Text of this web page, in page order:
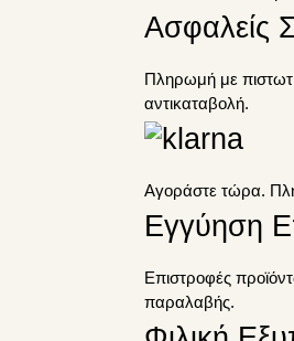
Ασφαλείς
Πληρωμή με
αντικαταβολή.
Αγοράστε τώρα.
Εγγύηση
Επιστροφές
παραλαβής.